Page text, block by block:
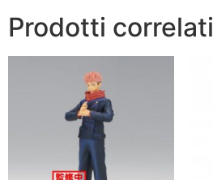
Prodotti correlati